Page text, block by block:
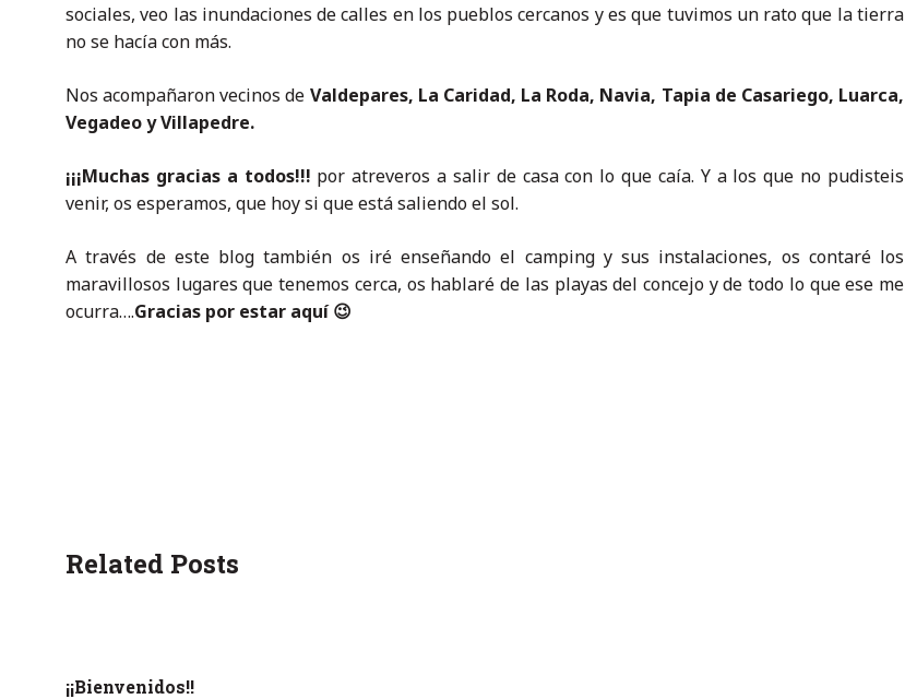
sociales, veo las inundaciones de calles en los pueblos cercanos y es que tuvimos un rato que la tierra
no se hacía con más.
Nos acompañaron vecinos de Valdepares, La Caridad, La Roda, Navia, Tapia de Casariego, Luarca,
Vegadeo y Villapedre.
¡¡¡Muchas gracias a todos!!! por atreveros a salir de casa con lo que caía. Y a los que no pudisteis
venir, os esperamos, que hoy si que está saliendo el sol.
A través de este blog también os iré enseñando el camping y sus instalaciones, os contaré los
maravillosos lugares que tenemos cerca, os hablaré de las playas del concejo y de todo lo que ese me
ocurra….Gracias por estar aquí 😉
Related Posts
¡¡Bienvenidos!!